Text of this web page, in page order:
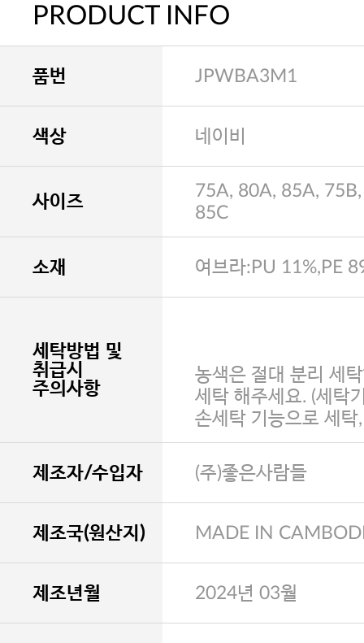
PRODUCT INFO
품번 JPWBA3M1
색상 네이비
사이즈
75A, 80A, 85A,
85C
소재 여브라:PU 11%,PE
세탁방법 및
취급시
주의사항
농색은 절대 분리 세
세탁 해주세요. (세탁
손세탁 기능으로 세탁
제조자/수입자 (주)좋은사람들
제조국(원산지) MADE IN
제조년월 2024년 03월